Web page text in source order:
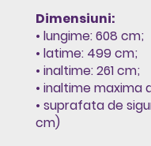
Dimensiuni:
• lungime: 608 cm;
• latime: 499 cm;
• inaltime: 261 cm;
• inaltime maxima
• suprafata de
cm)